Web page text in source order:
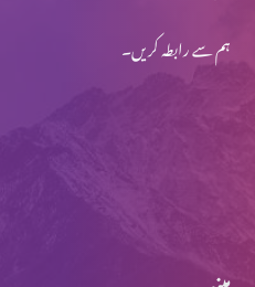
ہم سے رابطہ کریں۔